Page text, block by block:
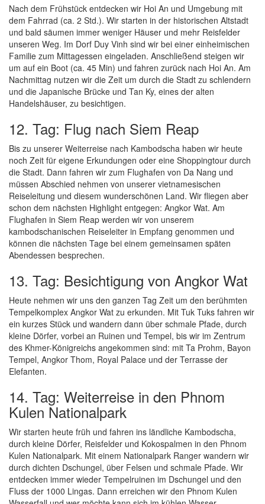
Nach dem Frühstück entdecken wir Hoi An und Umgebung mit
dem Fahrrad (ca. 2 Std.). Wir starten in der historischen Altstadt
und bald säumen immer weniger Häuser und mehr Reisfelder
unseren Weg. Im Dorf Duy Vinh sind wir bei einer einheimischen
Familie zum Mittagessen eingeladen. Anschließend steigen wir
um auf ein Boot (ca. 45 Min) und fahren zurück nach Hoi An. Am
Nachmittag nutzen wir die Zeit um durch die Stadt zu schlendern
und die Japanische Brücke und Tan Ky, eines der alten
Handelshäuser, zu besichtigen.
12. Tag: Flug nach Siem Reap
Bis zu unserer Weiterreise nach Kambodscha haben wir heute
noch Zeit für eigene Erkundungen oder eine Shoppingtour durch
die Stadt. Dann fahren wir zum Flughafen von Da Nang und
müssen Abschied nehmen von unserer vietnamesischen
Reiseleitung und diesem wunderschönen Land. Wir fliegen aber
schon dem nächsten Highlight entgegen: Angkor Wat. Am
Flughafen in Siem Reap werden wir von unserem
kambodschanischen Reiseleiter in Empfang genommen und
können die nächsten Tage bei einem gemeinsamen späten
Abendessen besprechen.
13. Tag: Besichtigung von Angkor Wat
Heute nehmen wir uns den ganzen Tag Zeit um den berühmten
Tempelkomplex Angkor Wat zu erkunden. Mit Tuk Tuks fahren wir
ein kurzes Stück und wandern dann über schmale Pfade, durch
kleine Dörfer, vorbei an Ruinen und Tempel, bis wir im Zentrum
des Khmer-Königreichs angekommen sind: mit Ta Prohm, Bayon
Tempel, Angkor Thom, Royal Palace und der Terrasse der
Elefanten.
14. Tag: Weiterreise in den Phnom
Kulen Nationalpark
Wir starten heute früh und fahren ins ländliche Kambodscha,
durch kleine Dörfer, Reisfelder und Kokospalmen in den Phnom
Kulen Nationalpark. Mit einem Nationalpark Ranger wandern wir
durch dichten Dschungel, über Felsen und schmale Pfade. Wir
entdecken immer wieder Tempelruinen im Dschungel und den
Fluss der 1000 Lingas. Dann erreichen wir den Phnom Kulen